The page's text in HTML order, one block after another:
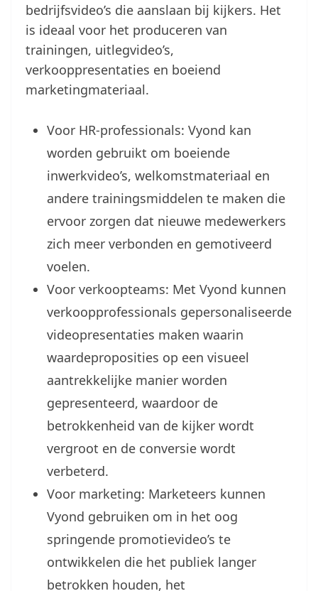
bedrijfsvideo’s die aanslaan bij kijkers. Het
is ideaal voor het produceren van
trainingen, uitlegvideo’s,
verkooppresentaties en boeiend
marketingmateriaal.
Voor HR-professionals: Vyond kan
worden gebruikt om boeiende
inwerkvideo’s, welkomstmateriaal en
andere trainingsmiddelen te maken die
ervoor zorgen dat nieuwe medewerkers
zich meer verbonden en gemotiveerd
voelen.
Voor verkoopteams: Met Vyond kunnen
verkoopprofessionals gepersonaliseerde
videopresentaties maken waarin
waardeproposities op een visueel
aantrekkelijke manier worden
gepresenteerd, waardoor de
betrokkenheid van de kijker wordt
vergroot en de conversie wordt
verbeterd.
Voor marketing: Marketeers kunnen
Vyond gebruiken om in het oog
springende promotievideo’s te
ontwikkelen die het publiek langer
betrokken houden, het